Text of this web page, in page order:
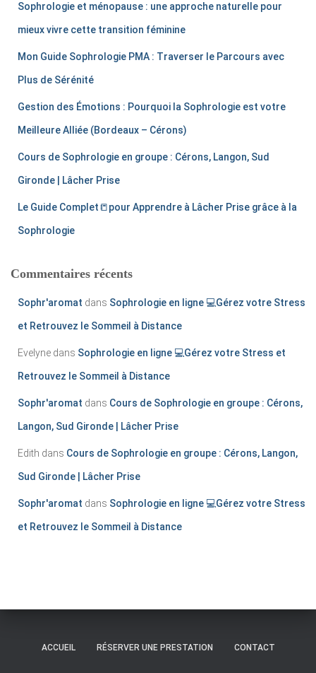
Sophrologie et ménopause : une approche naturelle pour
mieux vivre cette transition féminine
Mon Guide Sophrologie PMA : Traverser le Parcours avec
Plus de Sérénité
Gestion des Émotions : Pourquoi la Sophrologie est votre
Meilleure Alliée (Bordeaux – Cérons)
Cours de Sophrologie en groupe : Cérons, Langon, Sud
Gironde | Lâcher Prise
Le Guide Complet📒​pour Apprendre à Lâcher Prise grâce à la
Sophrologie
Commentaires récents
Sophr'aromat dans Sophrologie en ligne 💻Gérez votre Stress
et Retrouvez le Sommeil à Distance
Evelyne dans Sophrologie en ligne 💻Gérez votre Stress et
Retrouvez le Sommeil à Distance
Sophr'aromat dans Cours de Sophrologie en groupe : Cérons,
Langon, Sud Gironde | Lâcher Prise
Edith dans Cours de Sophrologie en groupe : Cérons, Langon,
Sud Gironde | Lâcher Prise
Sophr'aromat dans Sophrologie en ligne 💻Gérez votre Stress
et Retrouvez le Sommeil à Distance
ACCUEIL RÉSERVER UNE PRESTATION CONTACT